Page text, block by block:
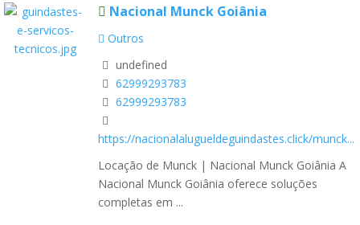
Nacional Munck Goiânia
Outros
undefined
62999293783
62999293783
https://nacionalalugueldeguindastes.click/munck...
Locação de Munck | Nacional Munck Goiânia A
Nacional Munck Goiânia oferece soluções
completas em ...